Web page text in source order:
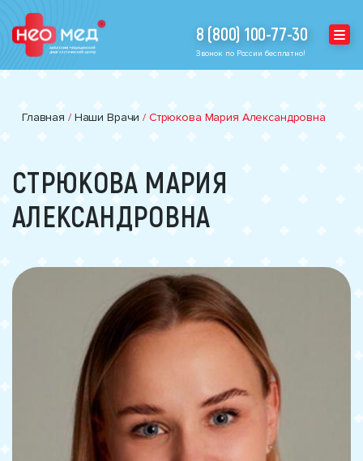
8 (800) 100-77-30
Звонок по России бесплатно!
Главная / Наши Врачи / Стрюкова Мария Александровна
СТРЮКОВА МАРИЯ
АЛЕКСАНДРОВНА